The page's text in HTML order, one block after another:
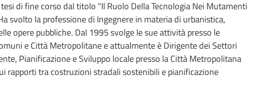
di fine corso dal titolo "Il Ruolo Della Tecnologia Nei Mutamenti
svolto la professione di Ingegnere in materia di urbanistica,
opere pubbliche. Dal 1995 svolge le sue attività presso le
e Città Metropolitane e attualmente è Dirigente dei Settori
Pianificazione e Sviluppo locale presso la Città Metropolitana
rapporti tra costruzioni stradali sostenibili e pianificazione